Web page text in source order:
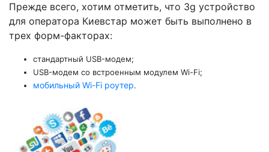
Прежде всего, хотим отметить, что 3g устройство
для оператора Киевстар может быть выполнено в
трех форм-факторах:
стандартный USB-модем;
USB-модем со встроенным модулем Wi-Fi;
мобильный Wi-Fi роутер.